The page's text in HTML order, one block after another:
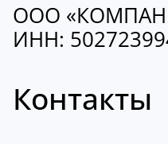
ООО
ИНН:
Контакты